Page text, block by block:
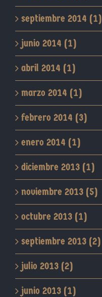
septiembre 2014 (1)
junio 2014 (1)
abril 2014 (1)
marzo 2014 (1)
febrero 2014 (3)
enero 2014 (1)
diciembre 2013 (1)
noviembre 2013 (5)
octubre 2013 (1)
septiembre 2013 (2)
julio 2013 (2)
junio 2013 (1)